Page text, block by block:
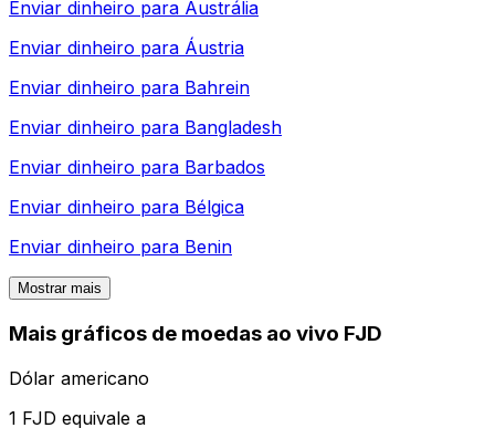
Enviar dinheiro para Austrália
Enviar dinheiro para Áustria
Enviar dinheiro para Bahrein
Enviar dinheiro para Bangladesh
Enviar dinheiro para Barbados
Enviar dinheiro para Bélgica
Enviar dinheiro para Benin
Mostrar mais
Mais gráficos de moedas ao vivo FJD
Dólar americano
1 FJD equivale a